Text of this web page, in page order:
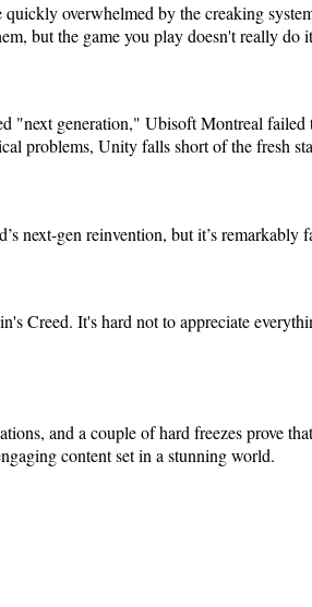
overwhelmed by the creaking
but the game you play doesn't really do
"next generation," Ubisoft Montreal
problems, Unity falls short of the fresh
next-gen reinvention, but it’s remarkably
Creed. It's hard not to appreciate
and a couple of hard freezes prove
content set in a stunning world.